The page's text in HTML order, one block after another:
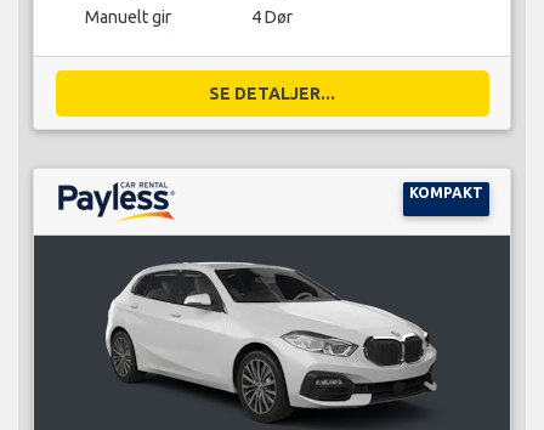
Manuelt gir 4 Dør
SE DETALJER...
KOMPAKT